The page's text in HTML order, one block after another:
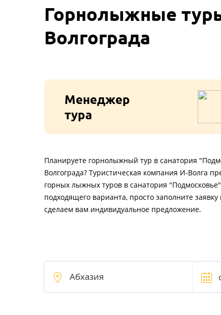
Горнолыжные
Волгограда
Менеджер
тура
Планируете горнолыжный тур в санатория
Волгограда? Туристическая компания И-Волга
горных лыжных туров в санатория
подходящего варианта, просто заполните
сделаем вам индивидуальное предложение.